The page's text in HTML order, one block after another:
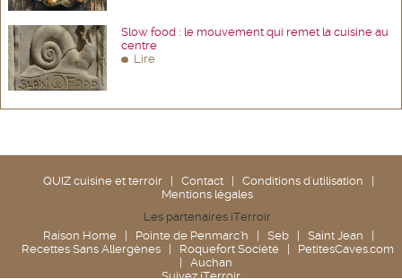
Slow food : le mouvement qui remet la cuisine au
centre
Lire
QUIZ cuisine et terroir Contact Conditions d'utilisation
Mentions légales
Les partenaires iTerroir :
Raison Home
Pointe de Penmarc'h Seb Saint Jean
Recettes Sans Allergènes
Roquefort Société
PetitesCaves.com
Auchan
Suivez iTerroir